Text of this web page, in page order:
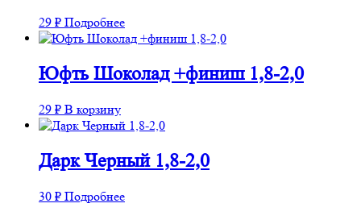
29 ₽ Подробнее
Юфть Шоколад +финиш 1,8-2,0
29 ₽ В корзину
Дарк Черный 1,8-2,0
30 ₽ Подробнее